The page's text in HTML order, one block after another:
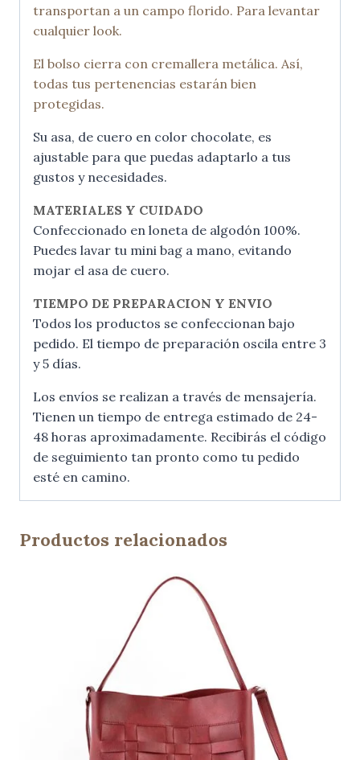
transportan a un campo florido. Para levantar
cualquier look.
El bolso cierra con cremallera metálica. Así,
todas tus pertenencias estarán bien
protegidas.
Su asa, de cuero en color chocolate, es
ajustable para que puedas adaptarlo a tus
gustos y necesidades.
MATERIALES Y CUIDADO
Confeccionado en loneta de algodón 100%.
Puedes lavar tu mini bag a mano, evitando
mojar el asa de cuero.
TIEMPO DE PREPARACION Y ENVIO
Todos los productos se confeccionan bajo
pedido. El tiempo de preparación oscila entre 3
y 5 días.
Los envíos se realizan a través de mensajería.
Tienen un tiempo de entrega estimado de 24-
48 horas aproximadamente. Recibirás el código
de seguimiento tan pronto como tu pedido
esté en camino.
Productos relacionados